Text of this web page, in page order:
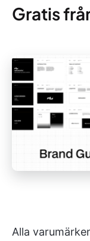
Gratis
Alla